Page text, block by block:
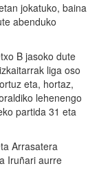
jokatuko, baina
abenduko
B jasoko dute
liga oso
eta, hortaz,
lehenengo
partida 31 eta
Arrasatera
Iruñari aurre